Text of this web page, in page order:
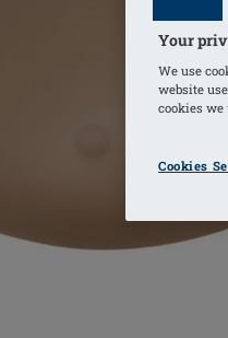
Your
We use
website
cookies we
Cookies